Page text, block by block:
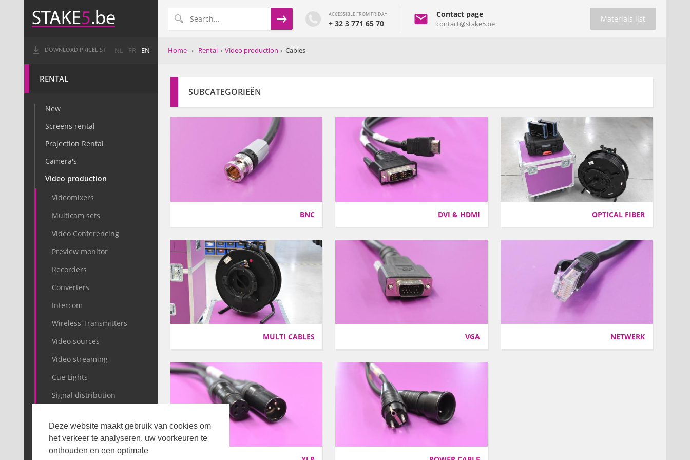
Deze website maakt gebruik van cookies om
het verkeer te analyseren, uw voorkeuren te
onthouden en een optimale
DOWNLOAD PRICELIST NL FR EN
RENTAL
New
Screens rental
Projection Rental
Camera's
Video production
Videomixers
Multicam sets
Video Conferencing
Preview monitor
Recorders
Converters
Intercom
Wireless Transmitters
Video sources
Video streaming
Cue Lights
Signal distribution
BNC
DVI & HDMI
Optical Fiber
ACCESSIBLE FROM FRIDAY
+ 32 3 771 65 70
Contact page
contact@stake5.be Materials list
Home › Rental › Video production › Cables
SUBCATEGORIEËN
BNC DVI & HDMI OPTICAL FIBER
MULTI CABLES VGA NETWERK